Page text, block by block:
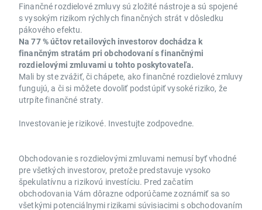
Finančné rozdielové zmluvy sú zložité nástroje a sú spojené
s vysokým rizikom rýchlych finančných strát v dôsledku
pákového efektu.
Na 77 % účtov retailových investorov dochádza k
finančným stratám pri obchodovaní s finančnými
rozdielovými zmluvami u tohto poskytovateľa.
Mali by ste zvážiť, či chápete, ako finančné rozdielové zmluvy
fungujú, a či si môžete dovoliť podstúpiť vysoké riziko, že
utrpíte finančné straty.
Investovanie je rizikové. Investujte zodpovedne.
Obchodovanie s rozdielovými zmluvami nemusí byť vhodné
pre všetkých investorov, pretože predstavuje vysoko
špekulatívnu a rizikovú investíciu. Pred začatím
obchodovania Vám dôrazne odporúčame zoznámiť sa so
všetkými potenciálnymi rizikami súvisiacimi s obchodovaním